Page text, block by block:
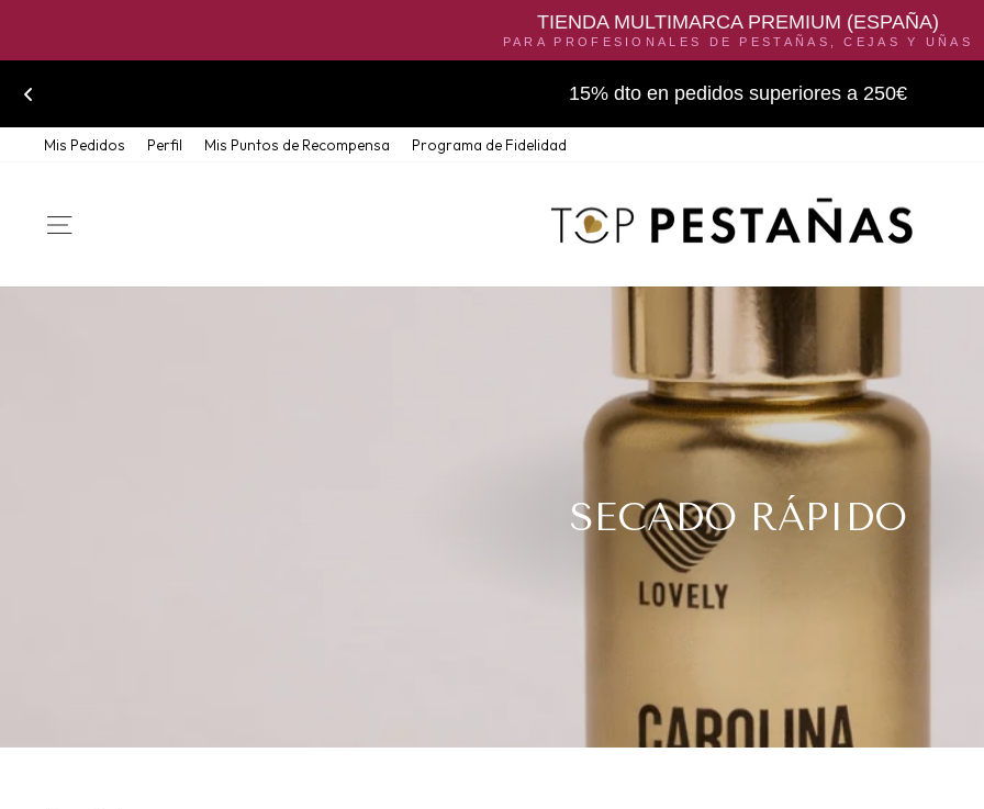
TIENDA MULTIMARCA PREMIUM (ESPAÑA)
PARA PROFESIONALES DE PESTAÑAS, CEJAS Y UÑAS
15% dto en pedidos superiores a 250€
Mis Pedidos Perfil Mis Puntos de Recompensa Programa de Fidelidad
SECADO RÁPIDO